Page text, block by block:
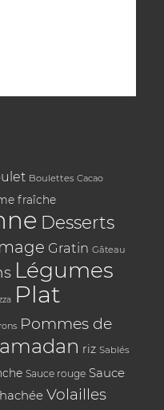
Boulettes Cacao
fraîche
Desserts
Gratin Gâteau
Légumes
Plat
Pommes de
riz Sablés
Sauce rouge Sauce
Volailles